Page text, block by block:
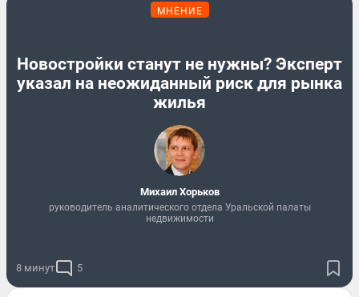
МНЕНИЕ
Новостройки станут не нужны? Эксперт
указал на неожиданный риск для рынка
жилья
Михаил Хорьков
руководитель аналитического отдела Уральской палаты
недвижимости
8 минут 5